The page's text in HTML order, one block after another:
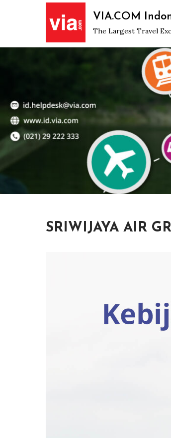
VIA.COM
The Largest Travel
SRIWIJAYA AIR